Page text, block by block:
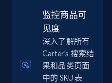
URL, Product id, Title,
Seller reviews,
监控商品可
见度
深入了解所有
Carter’s 搜索结
果和品类页面
中的 SKU 表